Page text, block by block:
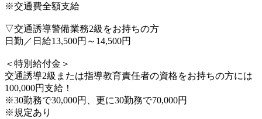
※交通費全額支給
▽交通誘導警備業務2級をお持ちの方
日勤／日給13,500円～14,500円
＜特別給付金＞
交通誘導2級または指導教育責任者の資格をお持ちの方には
100,000円支給！
※30勤務で30,000円、更に30勤務で70,000円
※規定あり